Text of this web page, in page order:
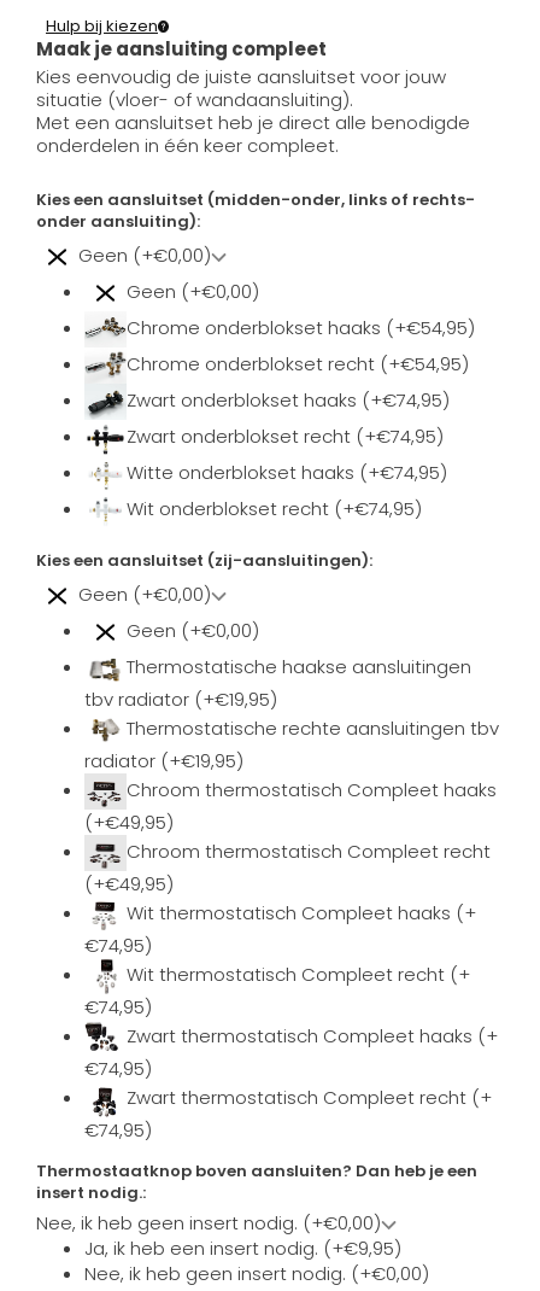
Maak je aansluiting compleet
Hulp bij kiezen
Kies eenvoudig de juiste aansluitset voor jouw
situatie (vloer- of wandaansluiting).
Met een aansluitset heb je direct alle benodigde
onderdelen in één keer compleet.
Kies een aansluitset (midden-onder, links of rechts-
onder aansluiting):
Geen (+€0,00)
Geen (+€0,00)
Chrome onderblokset haaks (+€54,95)
Chrome onderblokset recht (+€54,95)
Zwart onderblokset haaks (+€74,95)
Zwart onderblokset recht (+€74,95)
Witte onderblokset haaks (+€74,95)
Wit onderblokset recht (+€74,95)
Kies een aansluitset (zij-aansluitingen):
Geen (+€0,00)
Geen (+€0,00)
Thermostatische haakse aansluitingen
tbv radiator (+€19,95)
Thermostatische rechte aansluitingen tbv
radiator (+€19,95)
Chroom thermostatisch Compleet haaks
(+€49,95)
Chroom thermostatisch Compleet recht
(+€49,95)
Wit thermostatisch Compleet haaks (+
€74,95)
Wit thermostatisch Compleet recht (+
€74,95)
Zwart thermostatisch Compleet haaks (+
€74,95)
Zwart thermostatisch Compleet recht (+
€74,95)
Thermostaatknop boven aansluiten? Dan heb je een
insert nodig.:
Nee, ik heb geen insert nodig. (+€0,00)
Ja, ik heb een insert nodig. (+€9,95)
Nee, ik heb geen insert nodig. (+€0,00)